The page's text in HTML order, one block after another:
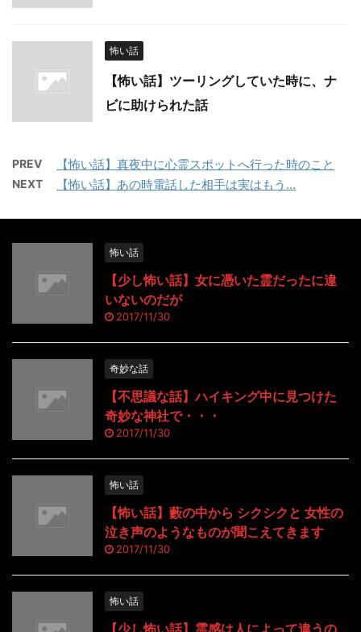
怖い話
【怖い話】ツーリングしていた時に、ナ
ビに助けられた話
PREV 【怖い話】真夜中に心霊スポットへ行った時のこと
NEXT 【怖い話】あの時電話した相手は実はもう…
怖い話
【少し怖い話】女に憑いた霊だったに違
いないのだが
2017/11/30
奇妙な話
【不思議な話】ハイキング中に見つけた
奇妙な神社で・・・
2017/11/30
怖い話
【怖い話】藪の中から シクシクと 女性の
泣き声のようなものが聞こえてきます
2017/11/30
怖い話
【少し怖い話】霊感は人によって違うの